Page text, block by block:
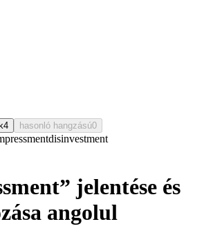
4 hasonló hangzású0
disinvestment
jelentése és
angolul